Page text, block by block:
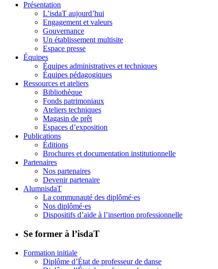
Présentation
L’isdaT aujourd’hui
Engagement et valeurs
Gouvernance
Un établissement multisite
Espace presse
Équipes
Équipes administratives et techniques
Équipes pédagogiques
Ressources et ateliers
Bibliothèque
Fonds patrimoniaux
Ateliers techniques
Magasin de prêt
Espaces d’exposition
Publications
Éditions
Brochures et documentation institutionnelle
Partenaires
Nos partenaires
Devenir partenaire
AlumnisdaT
La communauté des diplômé·es
Nos diplômé·es
Dispositifs d’aide à l’insertion professionnelle
Se former à l’isdaT
Formation initiale
Diplôme d’État de professeur de danse